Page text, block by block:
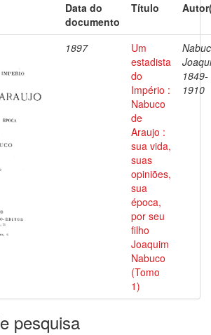
Data do
documento
Título
1897
Um
estadista
do
Império :
Nabuco
de
Araujo :
sua vida,
suas
opiniões,
sua
época,
por seu
filho
Joaquim
Nabuco
(Tomo
1)
1849-
1910
pesquisa